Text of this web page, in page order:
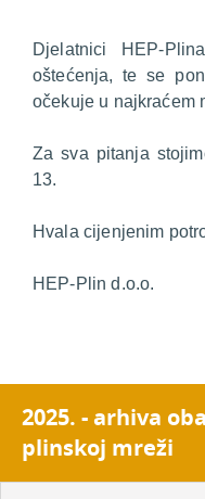
Djelatnici HEP-
oštećenja, te se
očekuje u najkraćem
Za sva pitanja
13.
Hvala cijenjenim
HEP-Plin d.o.o.
2025. - arhiva
plinskoj mreži